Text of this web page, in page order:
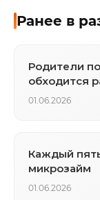
Ранее в
Родители
обходится
01.06.2026
Каждый
микрозайм
01.06.2026